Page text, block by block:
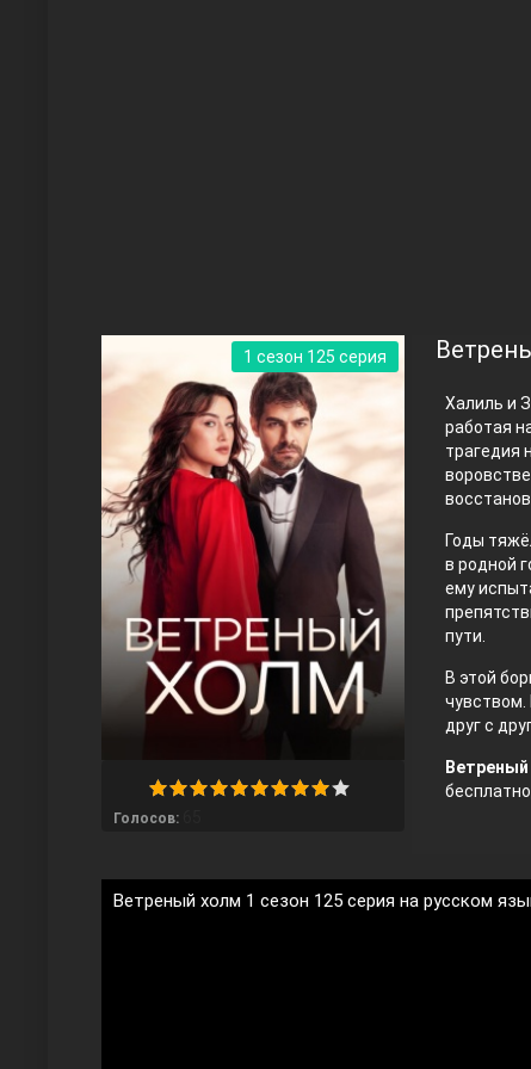
Правосyдие
Любовь напрокат
Халиль и
работая
трагедия
Годы
в родной
ему
пути.
В этой
друг с
Ветреный
Голосов:
1 сезон 125 серия
Ветреный холм 1 сезон 125 серия на русском